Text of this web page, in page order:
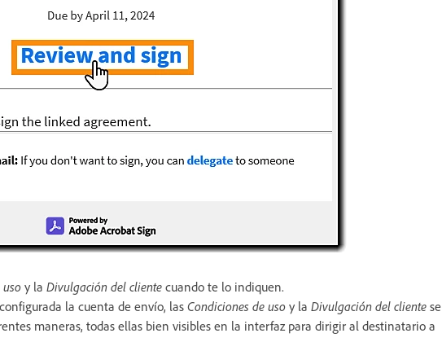
usoy la Divulgación del cliente cuando te lo indiquen.
la cuenta de envío, lasCondiciones de uso y la Divulgación del cliente se
maneras, todas ellas bien visibles en la interfaz para dirigir al destinatario a